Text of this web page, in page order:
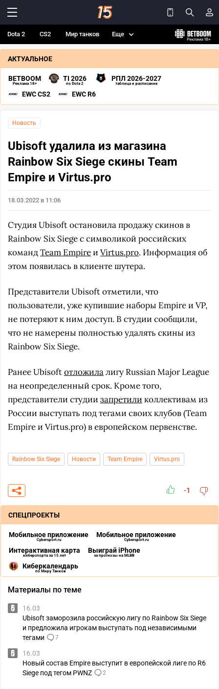
Dota 2 CS2 Мир танков Еще
АКТУАЛЬНОЕ
BETBOOM
Реклама 18+
TI 2026
по Dota 2
РПЛ 2026-2027
таблица и расписание
EWC CS2 EWC R6
Новость
Ubisoft удалила из магазина
Rainbow Six Siege скины Team
Empire и Virtus.pro
18.03.2022 в 11:06
Студия Ubisoft остановила продажу скинов в
Rainbow Six Siege с символикой российских
командTeam Empireи Virtus.pro. Информация об
этом появилась в клиенте шутера.
Представители Ubisoft отметили, что
пользователи, уже купившие наборы Empire и VP,
не потеряют к ним доступ. В студии сообщили,
что не намерены полностью удалять скины из
Rainbow Six Siege.
Ранее Ubisoftотложилалигу Russian Major League
на неопределенный срок. Кроме того,
представители студии запретили коллективам из
России выступать под тегами своих клубов (Team
Empire и Virtus.pro) в европейском первенстве.
Rainbow Six Siege Новости Team Empire Virtus.pro
-1
СПЕЦПРОЕКТЫ
Мобильное приложение
Cybersport.ru
Мобильное приложение
Cybersport.ru
Интерактивная карта
киберспорта за 15 лет
Выиграй iPhone
за прогнозы на MLBB
Киберкалендарь
по Миру Танков
Материалы по теме
16.03
Ubisoft заморозила российскую лигу по Rainbow Six Siege
и предложила игрокам выступать под независимыми
тегами
7
16.03
Новый состав Empire выступит в европейской лиге по R6
Siege под тегом PWNZ
2